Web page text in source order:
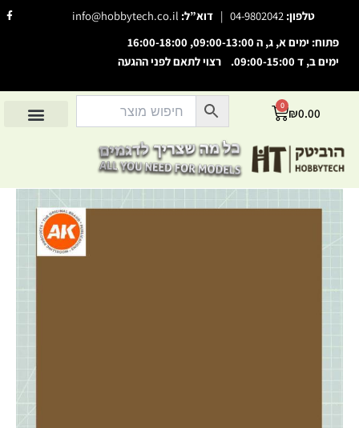
visibility_off השבת את ההבזקים
סמן כותרות
settings צבע רקע
zoom_out זום (הקטנה)
זום (הגדלה)
remove_circle_outline הקטנת גופן
טלפון: 04-9802042
| דוא”ל: info@hobbytech.co.il
F
a
פתוח: ימים א, ג, ה 09:00-13:00, 16:00-18:00
ימים ב, ד 09:00-15:00. רצוי לתאם לפני ההגעה
₪0.00
0
עגלת
FS30219